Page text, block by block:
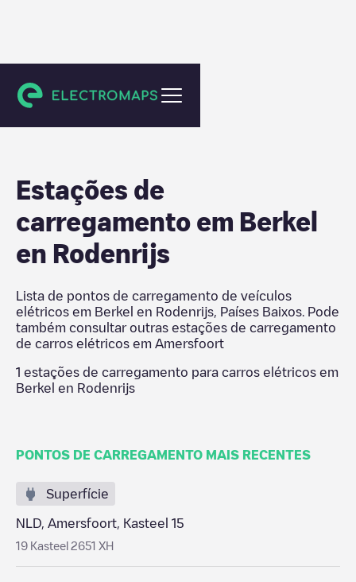
Amersfoort
Estações de
carregamento em Berkel
en Rodenrijs
Lista de pontos de carregamento de veículos
elétricos em Berkel en Rodenrijs Países Baixos . Pode
também consultar outras estações de carregamento
de carros elétricos em Amersfoort
1 estações de carregamento para carros elétricos em
Berkel en Rodenrijs
PONTOS DE CARREGAMENTO MAIS RECENTES
Superfície
NLD, Amersfoort, Kasteel 15
19 Kasteel 2651 XH